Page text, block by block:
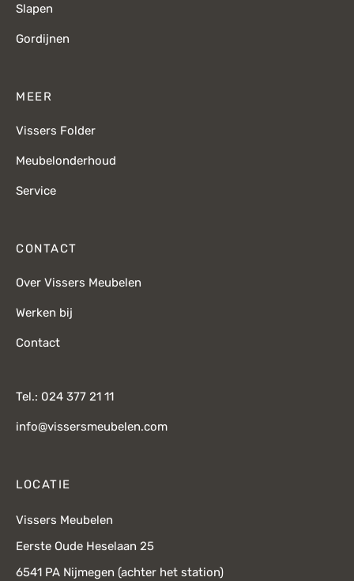
Slapen
Gordijnen
MEER
Vissers Folder
Meubelonderhoud
Service
CONTACT
Over Vissers Meubelen
Werken bij
Contact
Tel.: 024 377 21 11
info@vissersmeubelen.com
LOCATIE
Vissers Meubelen
Eerste Oude Heselaan 25
6541 PA Nijmegen (achter het station)